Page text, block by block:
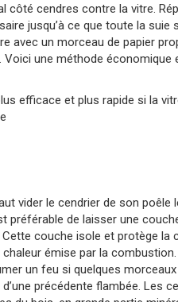
côté cendres contre la vitre.
jusqu’à ce que toute la suie
avec un morceau de papier
Voici une méthode économique
efficace et plus rapide si la
vider le cendrier de son poêle
préférable de laisser une
couche isole et protège la
émise par la
un feu si quelques morceaux
précédente flambée. Les